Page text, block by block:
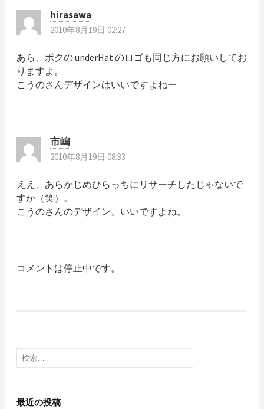
シ
ョ
ン
hirasawa
2010年8月19日 02:27
あら、ボクの underHat のロゴも同じ方にお願いしてお
りますよ。
こうのさんデザインはいいですよねー
市嶋
2010年8月19日 08:33
ええ、あらかじめひらっちにリサーチしたじゃないで
すか（笑）。
こうのさんのデザイン、いいですよね。
コメントは停止中です。
検
索:
最近の投稿